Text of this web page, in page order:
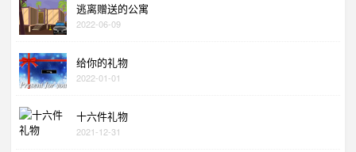
逃离赠送的公寓
2022-06-09
给你的礼物
2022-01-01
十六件礼物
2021-12-31